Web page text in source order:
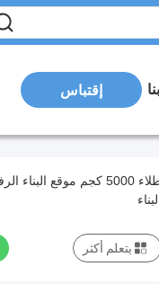
إقتباس
طلاء 5000 كجم موقع
يتعلم أكثر